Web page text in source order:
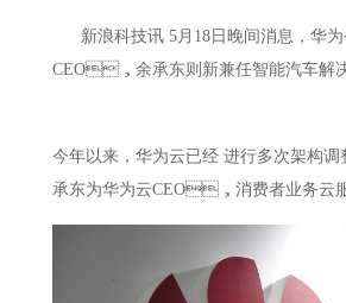
新浪科技讯 5月18日晚间消息，华为
CEO，余承东则新兼任智能汽车
今年以来，华为云已经 进行多次架构调
承东为华为云CEO，消费者业务云服